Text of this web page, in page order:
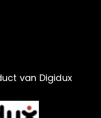
van Digidux